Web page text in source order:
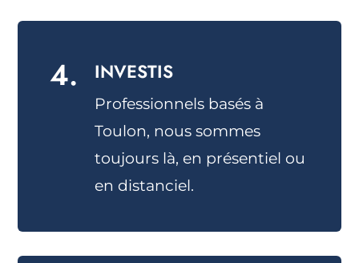
4. INVESTIS
Professionnels basés à
Toulon, nous sommes
toujours là, en présentiel ou
en distanciel.